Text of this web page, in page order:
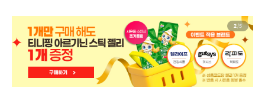
2/5